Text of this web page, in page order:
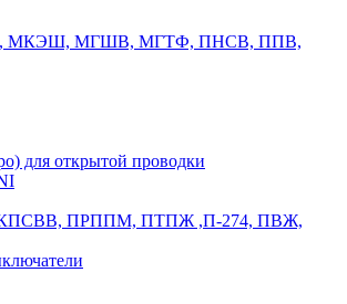
МКЭШ, МГШВ, МГТФ, ПНСВ, ППВ,
для открытой проводки
ПРППМ, ПТПЖ ,П-274, ПВЖ,